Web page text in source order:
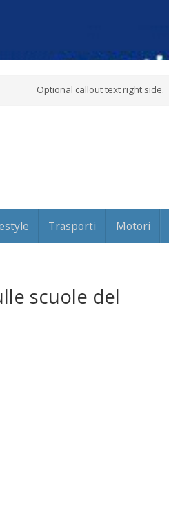
Optional callout text right side.
Trasporti Motori
scuole del